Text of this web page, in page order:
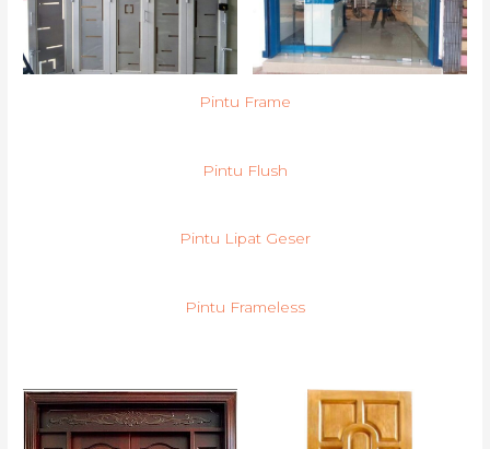
Pintu Frame
Pintu Flush
Pintu Lipat Geser
Pintu Frameless